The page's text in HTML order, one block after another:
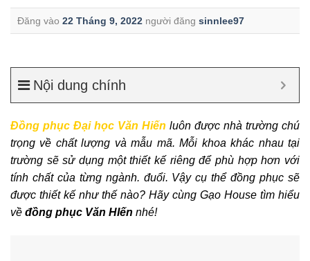
Đăng vào 22 Tháng 9, 2022 người đăng sinnlee97
Nội dung chính
Đồng phục Đại học Văn Hiến luôn được nhà trường chú
trọng về chất lượng và mẫu mã. Mỗi khoa khác nhau tại
trường sẽ sử dụng một thiết kế riêng để phù hợp hơn với
tính chất của từng ngành. đuổi. Vậy cụ thể đồng phục sẽ
được thiết kế như thế nào? Hãy cùng Gạo House tìm hiểu
về đồng phục Văn HIến nhé!